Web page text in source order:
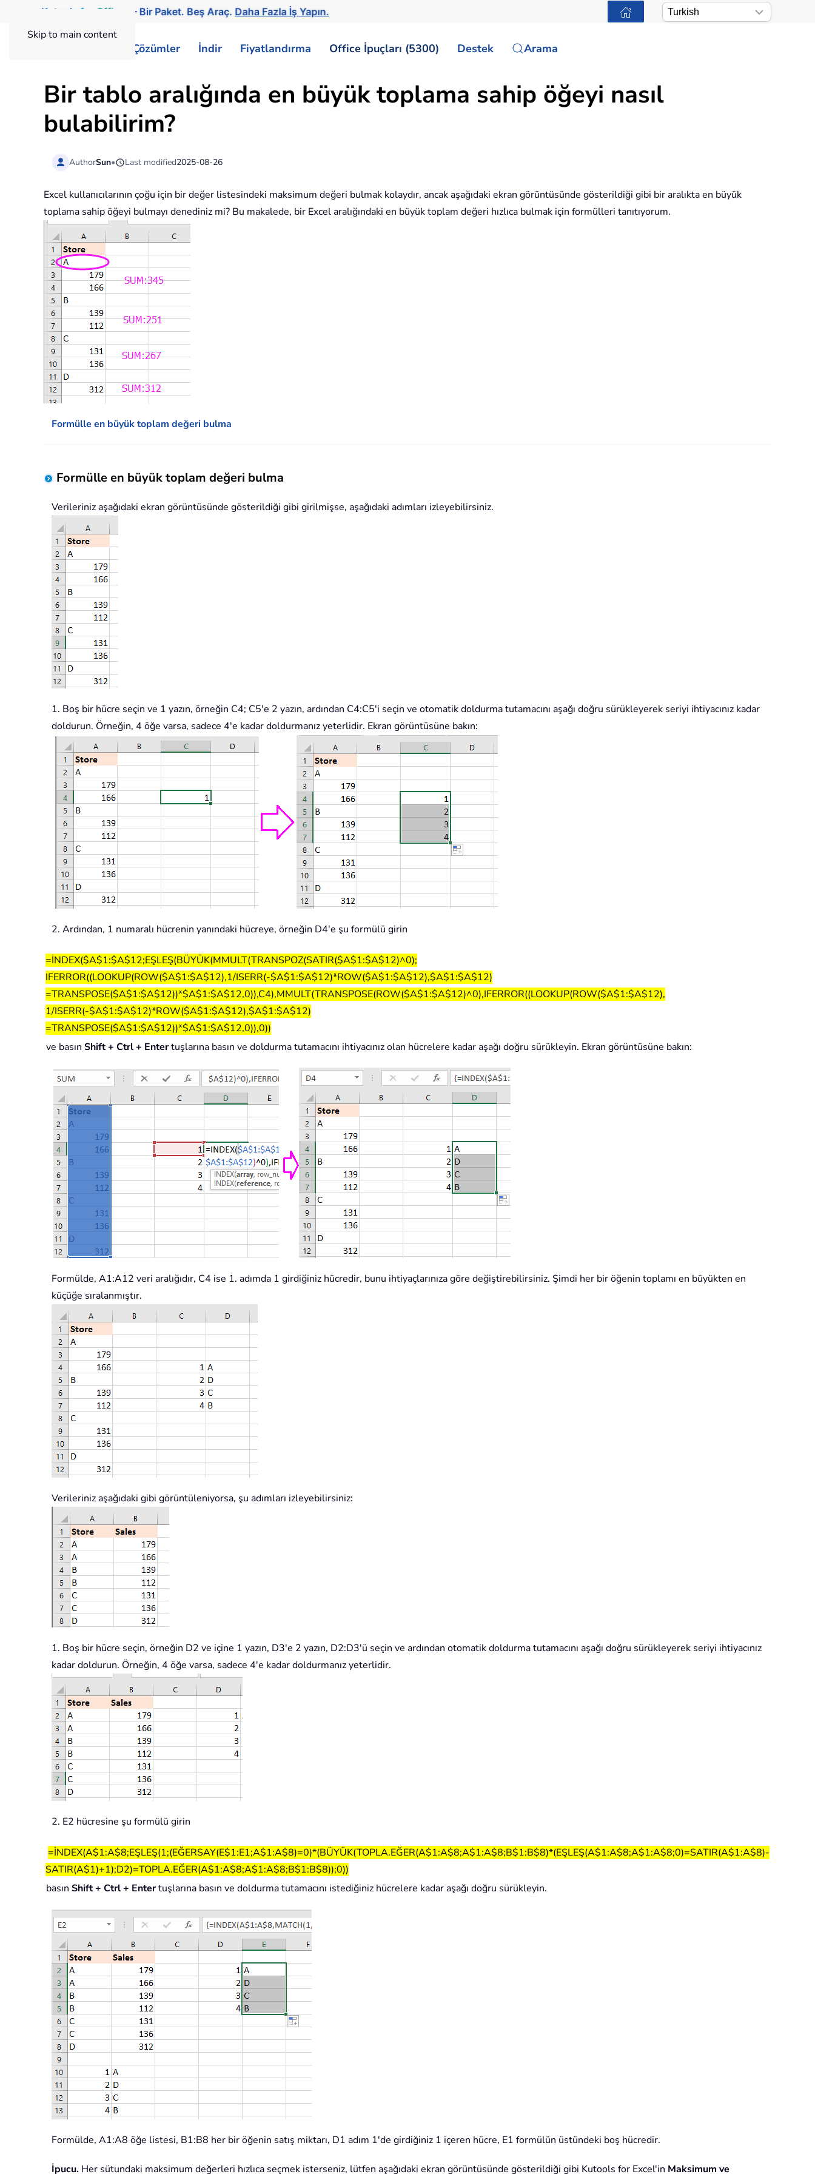
Skip to main content
Kutools for Office — Bir Paket. Beş Araç.Daha Fazla İş Yapın.
Çözümler İndir Fiyatlandırma Office İpuçları (5300) Destek Arama
Bir tablo aralığında en büyük toplama sahip öğeyi nasıl
bulabilirim?
AuthorSun• Last modified2025-08-26
Excel kullanıcılarının çoğu için bir değer listesindeki maksimum değeri bulmak kolaydır, ancak aşağıdaki ekran görüntüsünde gösterildiği gibi bir aralıkta en büyük
toplama sahip öğeyi bulmayı denediniz mi? Bu makalede, bir Excel aralığındaki en büyük toplam değeri hızlıca bulmak için formülleri tanıtıyorum.
Formülle en büyük toplam değeri bulma
Formülle en büyük toplam değeri bulma
Verileriniz aşağıdaki ekran görüntüsünde gösterildiği gibi girilmişse, aşağıdaki adımları izleyebilirsiniz.
1. Boş bir hücre seçin ve 1 yazın, örneğin C4; C5'e 2 yazın, ardından C4:C5'i seçin ve otomatik doldurma tutamacını aşağı doğru sürükleyerek seriyi ihtiyacınız kadar
doldurun. Örneğin, 4 öğe varsa, sadece 4'e kadar doldurmanız yeterlidir. Ekran görüntüsüne bakın:
2. Ardından, 1 numaralı hücrenin yanındaki hücreye, örneğin D4'e şu formülü girin
=İNDEX($A$1:$A$12;EŞLEŞ(BÜYÜK(MMULT(TRANSPOZ(SATIR($A$1:$A$12)^0);
IFERROR((LOOKUP(ROW($A$1:$A$12),1/ISERR(-$A$1:$A$12)*ROW($A$1:$A$12),$A$1:$A$12)
=TRANSPOSE($A$1:$A$12))*$A$1:$A$12,0)),C4),MMULT(TRANSPOSE(ROW($A$1:$A$12)^0),IFERROR((LOOKUP(ROW($A$1:$A$12),
1/ISERR(-$A$1:$A$12)*ROW($A$1:$A$12),$A$1:$A$12)
=TRANSPOSE($A$1:$A$12))*$A$1:$A$12,0)),0))
ve basın Shift + Ctrl + Entertuşlarına basın ve doldurma tutamacını ihtiyacınız olan hücrelere kadar aşağı doğru sürükleyin. Ekran görüntüsüne bakın:
Formülde, A1:A12 veri aralığıdır, C4 ise 1. adımda 1 girdiğiniz hücredir, bunu ihtiyaçlarınıza göre değiştirebilirsiniz. Şimdi her bir öğenin toplamı en büyükten en
küçüğe sıralanmıştır.
Verileriniz aşağıdaki gibi görüntüleniyorsa, şu adımları izleyebilirsiniz:
1. Boş bir hücre seçin, örneğin D2 ve içine 1 yazın, D3'e 2 yazın, D2:D3'ü seçin ve ardından otomatik doldurma tutamacını aşağı doğru sürükleyerek seriyi ihtiyacınız
kadar doldurun. Örneğin, 4 öğe varsa, sadece 4'e kadar doldurmanız yeterlidir.
2. E2 hücresine şu formülü girin
=İNDEX(A$1:A$8;EŞLEŞ(1;(EĞERSAY(E$1:E1;A$1:A$8)=0)*(BÜYÜK(TOPLA.EĞER(A$1:A$8;A$1:A$8;B$1:B$8)*(EŞLEŞ(A$1:A$8;A$1:A$8;0)=SATIR(A$1:A$8)-
SATIR(A$1)+1);D2)=TOPLA.EĞER(A$1:A$8;A$1:A$8;B$1:B$8));0))
basın Shift + Ctrl + Entertuşlarına basın ve doldurma tutamacını istediğiniz hücrelere kadar aşağı doğru sürükleyin.
Formülde, A1:A8 öğe listesi, B1:B8 her bir öğenin satış miktarı, D1 adım 1'de girdiğiniz 1 içeren hücre, E1 formülün üstündeki boş hücredir.
İpucu. Her sütundaki maksimum değerleri hızlıca seçmek isterseniz, lütfen aşağıdaki ekran görüntüsünde gösterildiği gibi Kutools for Excel'in Maksimum ve